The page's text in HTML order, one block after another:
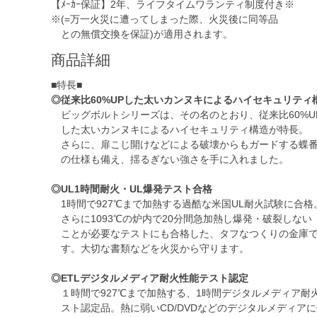
【ﾒｰｶｰ保証】2年、ライフタイムワランティ制度付き※
※(=万一火災に遭ってしまった際、火災後に同等品
との無償交換を保証)が適用されます。
商品詳細
■特長■
◎従来比60%UPした太いカンヌキによるハイセキュリティ
ビッグボルトシリーズは、その名のとおり、従来比
した太いカンヌキによるハイセキュリティ構造が特長。
さらに、扉こじ開けなどによる破壊からもガードする蝶番
の仕様も備え、揺るぎない強さを手に入れました。
◎UL1時間耐火・UL爆発テスト合格
1時間で927℃まで加熱する過酷な米国UL耐火試験に合格。
さらに1093℃の炉内で20分間急加熱し爆発・破裂しない
ことが必要なテストにも合格した、タフなつくりの金庫
す。大切な書類などを火災から守ります。
◎ETLデジタルメディア耐火性能テスト認定
１時間で927℃まで加熱する、1時間デジタルメディア耐
スト認定品。熱に弱いCD/DVDなどのデジタルメディア